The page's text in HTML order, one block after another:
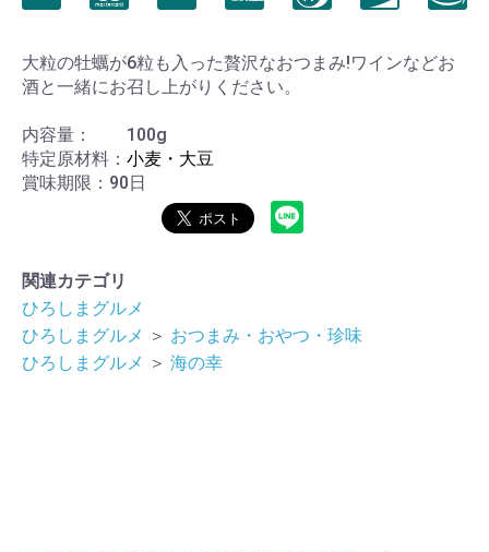
大粒の牡蠣が6粒も入った贅沢なおつまみ!ワインなどお
酒と一緒にお召し上がりください。
内容量：
100g
特定原材料： 小麦・大豆
賞味期限：90日
関連カテゴリ
ひろしまグルメ
ひろしまグルメ ＞ おつまみ・おやつ・珍味
ひろしまグルメ ＞ 海の幸